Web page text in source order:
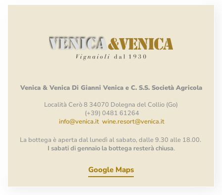
Venica & Venica Di Gianni Venica e C. S.S. Società Agricola
Località Cerò 8 34070 Dolegna del Collio (Go)
(+39) 0481 61264
info@venica.it wine.resort@venica.it
La bottega è aperta dal lunedì al sabato, dalle 9.30 alle 18.00.
I sabati di gennaio la bottega resterà chiusa.
Google Maps